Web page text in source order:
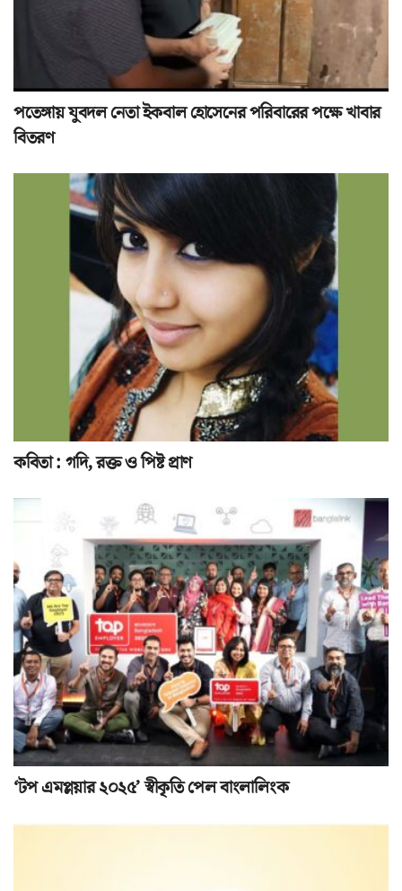
পতেঙ্গায় যুবদল নেতা ইকবাল হোসেনের পরিবারের পক্ষে খাবার
বিতরণ
কবিতা : গদি, রক্ত ও পিষ্ট প্রাণ
‘টপ এমপ্লয়ার ২০২৫’ স্বীকৃতি পেল বাংলালিংক